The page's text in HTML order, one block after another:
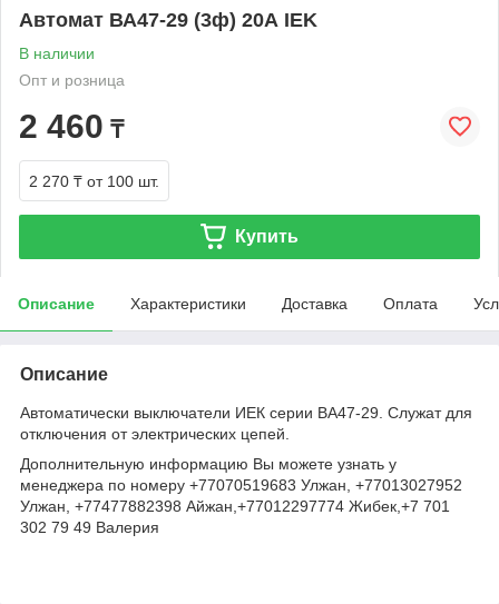
Автомат ВА47-29 (3ф) 20А IEK
В наличии
Опт и розница
2 460 ₸
2 270 ₸ от 100 шт.
Купить
Описание Характеристики Доставка Оплата
Описание
Автоматически выключатели ИЕК серии ВА47-29. Служат для
отключения от электрических цепей.
Дополнительную информацию Вы можете узнать у
менеджера по номеру +77070519683 Улжан, +77013027952
Улжан, +77477882398 Айжан,+77012297774 Жибек,+7 701
302 79 49 Валерия